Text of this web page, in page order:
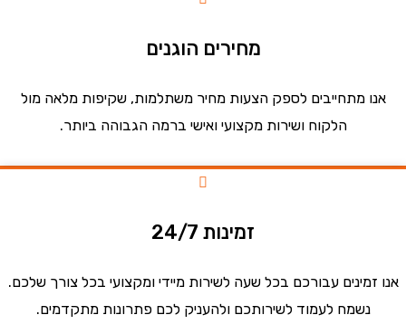
מחירים הוגנים
מתחייבים לספק הצעות מחיר משתלמות, שקיפות מלאה מול
הלקוח ושירות מקצועי ואישי ברמה הגבוהה ביותר.
זמינות 24/7
עבורכם בכל שעה לשירות מיידי ומקצועי בכל צורך שלכם.
נשמח לעמוד לשירותכם ולהעניק לכם פתרונות מתקדמים.